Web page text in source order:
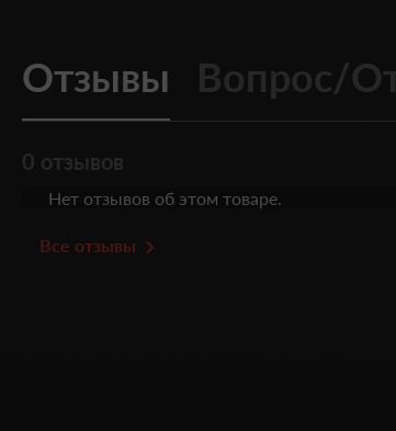
Отзывы Вопрос/
0 отзывов
Нет отзывов об этом товаре.
Все отзывы